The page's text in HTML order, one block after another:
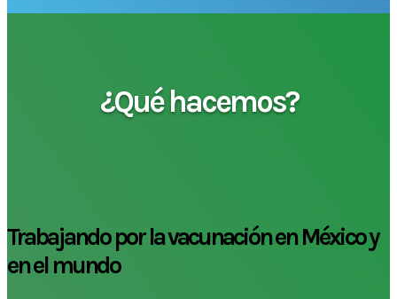
¿Qué hacemos?
Trabajando por la vacunación en México y
en el mundo